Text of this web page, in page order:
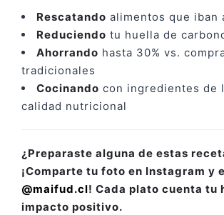
Rescatando alimentos que iban
Reduciendo tu huella de
Ahorrando hasta 30% vs.
tradicionales
Cocinando con ingredientes de
calidad nutricional
¿Preparaste alguna de estas
¡Comparte tu foto en Instagram y
@maifud.cl! Cada plato cuenta tu
impacto positivo.